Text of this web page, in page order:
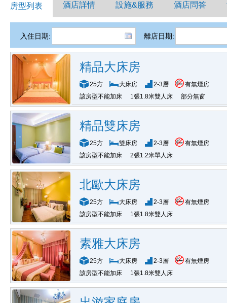
房型列表 酒店詳情 設施&服務 酒店問答
入住日期: 離店日期:
精品大床房
25方 大床房 2-3層
有無煙房
該房型不能加床
1張1.8米雙人床 部分無窗
精品雙床房
25方 雙床房 2-3層
有無煙房
該房型不能加床
2張1.2米單人床
北歐大床房
25方 大床房 2-3層
有無煙房
該房型不能加床
1張1.8米雙人床
素雅大床房
25方 大床房 2-3層
有無煙房
該房型不能加床
1張1.8米雙人床